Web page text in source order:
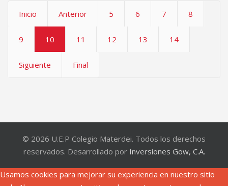
Inicio Anterior 5 6 7 8
9 10 11 12 13 14
Siguiente Final
© 2026 U.E.P Colegio Materdei. Todos los derechos
reservados. Desarrollado por Inversiones Gow, C.A.
Usamos cookies para mejorar su experiencia en nuestro sitio